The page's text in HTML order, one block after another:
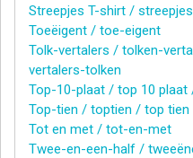
Streepjes T-shirt /
Toeëigent / toe-eigent
Tolk-vertalers / tolken-
vertalers-tolken
Top-10-plaat / top 10
Top-tien / toptien / top tien
Tot en met / tot-en-met
Twee-en-een-half /